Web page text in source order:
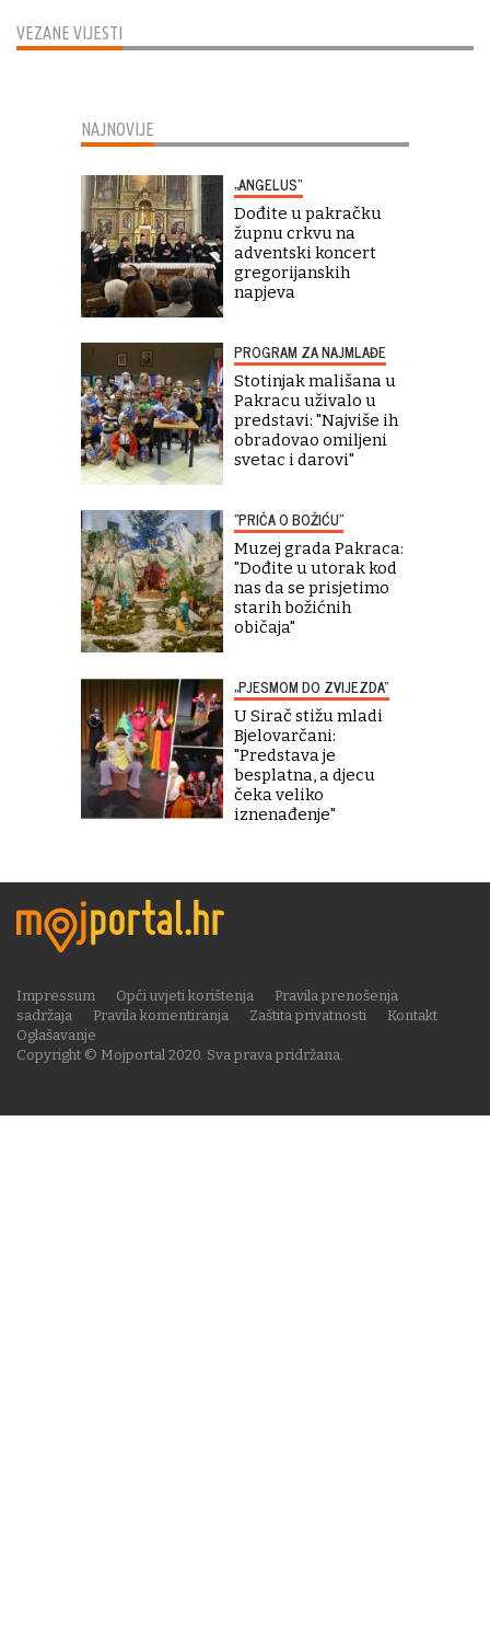
VEZANE VIJESTI
NAJNOVIJE
„ANGELUS“
Dođite u pakračku
župnu crkvu na
adventski koncert
gregorijanskih
napjeva
PROGRAM ZA NAJMLAĐE
Stotinjak mališana u
Pakracu uživalo u
predstavi: "Najviše ih
obradovao omiljeni
svetac i darovi"
"PRIČA O BOŽIĆU"
Muzej grada Pakraca:
"Dođite u utorak kod
nas da se prisjetimo
starih božićnih
običaja"
„PJESMOM DO ZVIJEZDA“
U Sirač stižu mladi
Bjelovarčani:
"Predstava je
besplatna, a djecu
čeka veliko
iznenađenje"
Copyright © Mojportal 2020. Sva prava pridržana.
Impressum Opći uvjeti korištenja
Pravila prenošenja
sadržaja
Pravila komentiranja Zaštita privatnosti
Kontakt
Oglašavanje